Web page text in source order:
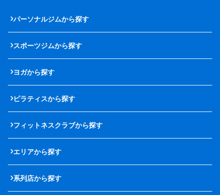
パーソナルジムから探す
スポーツジムから探す
ヨガから探す
ピラティスから探す
フィットネスクラブから探す
エリアから探す
系列店から探す